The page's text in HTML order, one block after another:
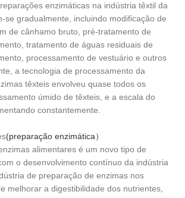
enzimáticas na indústria têxtil da
se gradualmente, incluindo modificação de
de cânhamo bruto, pré-tratamento de
tratamento de águas residuais de
processamento de vestuário e outros
a tecnologia de processamento da
têxteis envolveu quase todos os
úmido de têxteis, e a escala do
constantemente.
(preparação enzimática）
alimentares é um novo tipo de
o desenvolvimento contínuo da indústria
de preparação de enzimas nos
melhorar a digestibilidade dos nutrientes,